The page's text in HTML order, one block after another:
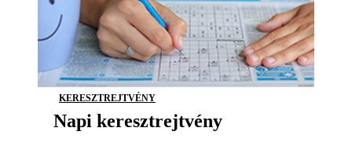
KERESZTREJTVÉNY
Napi keresztrejtvény